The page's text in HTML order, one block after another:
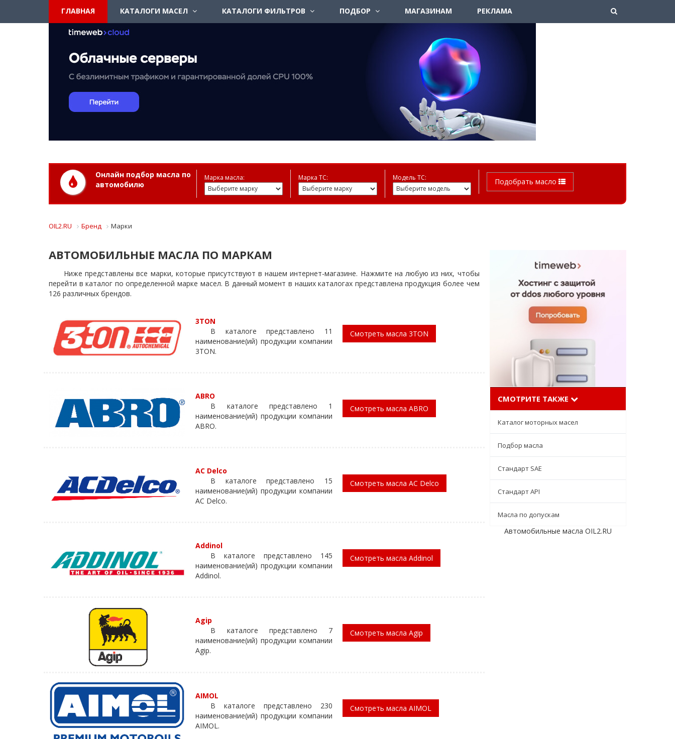
ГЛАВНАЯ КАТАЛОГИ МАСЕЛ КАТАЛОГИ ФИЛЬТРОВ ПОДБОР МАГАЗИНАМ РЕКЛАМА
Онлайн подбор масла по
автомобилю
Марка масла: Марка ТС: Модель ТС: Подобрать масло
OIL2.RU Бренд Марки
АВТОМОБИЛЬНЫЕ МАСЛА ПО МАРКАМ
Ниже представлены все марки, которые присутствуют в нашем интернет-магазине. Нажмите на любую из них, чтобы
перейти в каталог по определенной марке масел. В данный момент в наших каталогах представлена продукция более чем
126 различных брендов.
3TON
В каталоге представлено 11
наименование(ий) продукции компании
3TON.
Смотреть масла 3TON
ABRO
В каталоге представлено 1
наименование(ий) продукции компании
ABRO.
Смотреть масла ABRO
AC Delco
В каталоге представлено 15
наименование(ий) продукции компании
AC Delco.
Смотреть масла AC Delco
Addinol
В каталоге представлено 145
наименование(ий) продукции компании
Addinol.
Смотреть масла Addinol
Agip
В каталоге представлено 7
наименование(ий) продукции компании
Agip.
Смотреть масла Agip
AIMOL
В каталоге представлено 230
наименование(ий) продукции компании
AIMOL.
Смотреть масла AIMOL
СМОТРИТЕ ТАКЖЕ
Каталог моторных масел
Подбор масла
Стандарт SAE
Стандарт API
Масла по допускам
Автомобильные масла OIL2.RU